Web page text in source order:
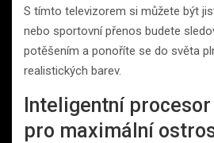
S tímto televizorem si můžete být
nebo sportovní přenos budete
potěšením a ponoříte se do světa
realistických barev.
Inteligentní procesor
pro maximální